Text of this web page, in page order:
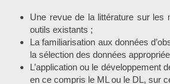
Une revue de la littérature sur les
outils existants ;
La familiarisation aux données
la sélection des données
L’application ou le développement
en ce compris le ML ou le DL, sur